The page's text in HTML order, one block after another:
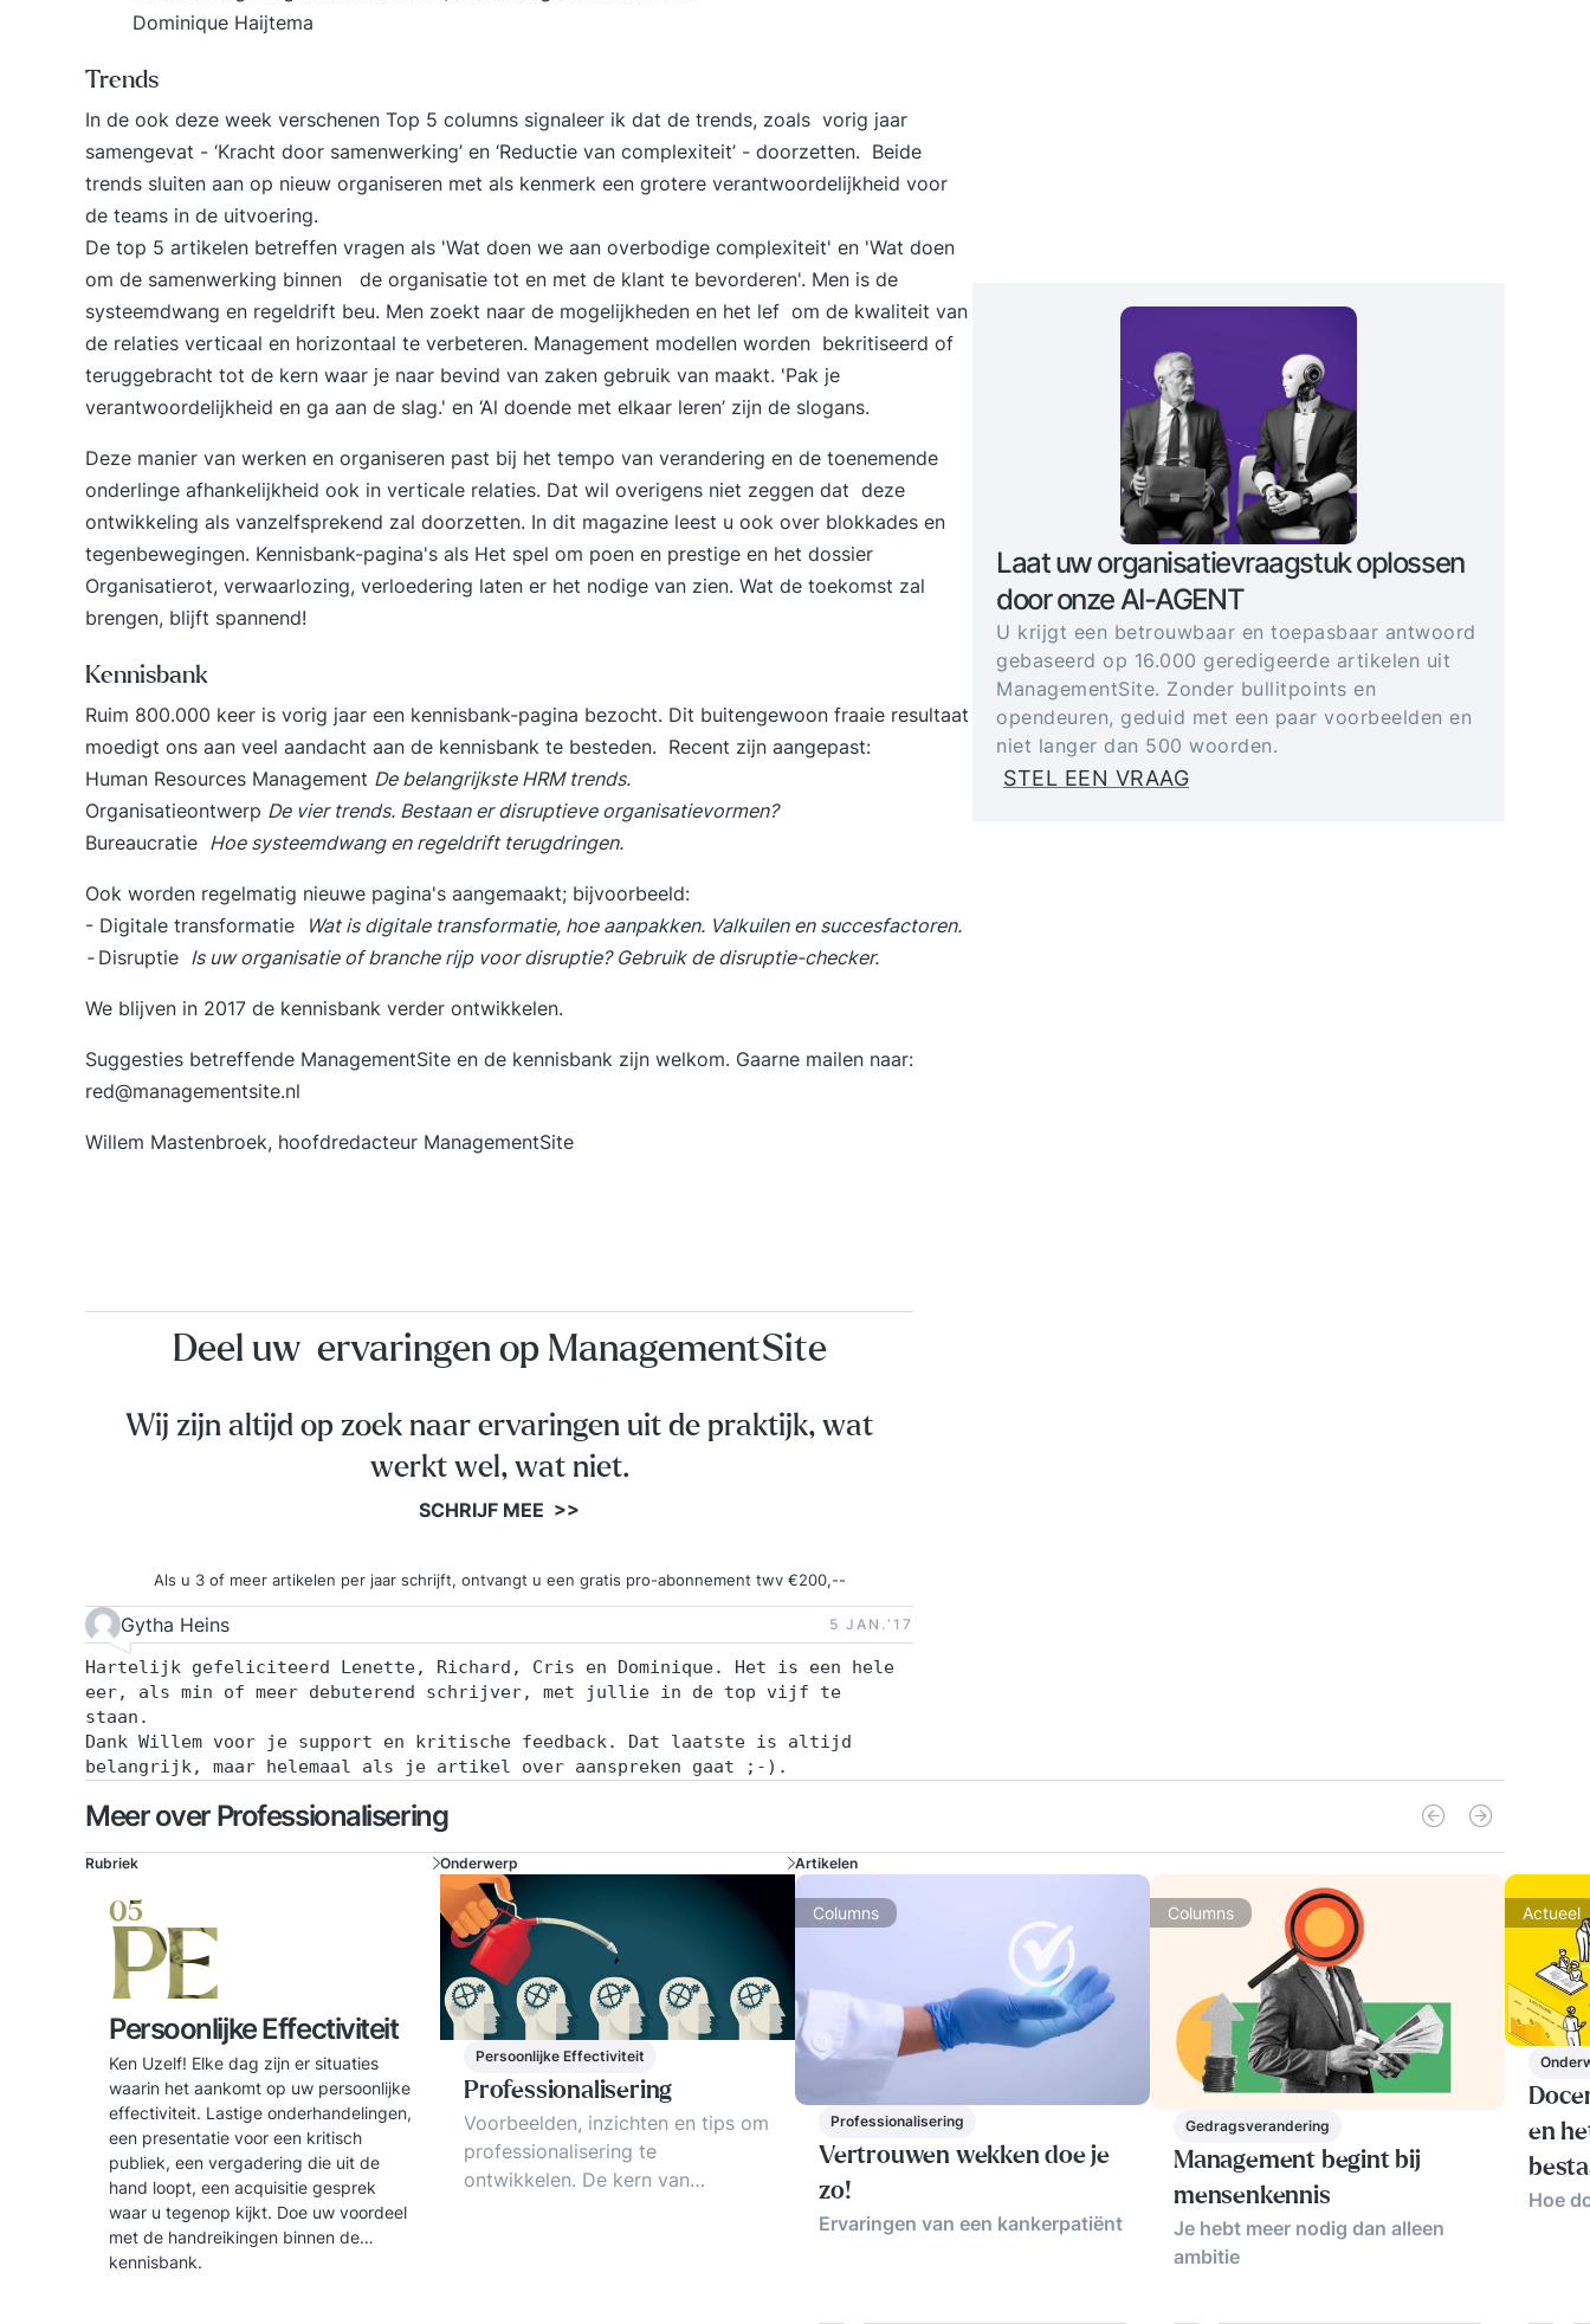
Dominique Haijtema
Trends
In de ook deze week verschenen Top 5 columns signaleer ik dat de trends, zoals vorig jaar
samengevat - ‘Kracht door samenwerking’ en ‘Reductie van complexiteit’ - doorzetten. Beide
trends sluiten aan op nieuw organiseren met als kenmerk een grotere verantwoordelijkheid voor
de teams in de uitvoering.
De top 5 artikelen betreffen vragen als 'Wat doen we aan overbodige complexiteit' en 'Wat doen
om de samenwerking binnen de organisatie tot en met de klant te bevorderen'. Men is de
systeemdwang en regeldrift beu. Men zoekt naar de mogelijkheden en het lef om de kwaliteit van
de relaties verticaal en horizontaal te verbeteren. Management modellen worden bekritiseerd of
teruggebracht tot de kern waar je naar bevind van zaken gebruik van maakt. 'Pak je
verantwoordelijkheid en ga aan de slag.' en ‘Al doende met elkaar leren’ zijn de slogans.
Deze manier van werken en organiseren past bij het tempo van verandering en de toenemende
onderlinge afhankelijkheid ook in verticale relaties. Dat wil overigens niet zeggen dat deze
ontwikkeling als vanzelfsprekend zal doorzetten. In dit magazine leest u ook over blokkades en
tegenbewegingen. Kennisbank-pagina's als Het spel om poen en prestige en het dossier
Organisatierot, verwaarlozing, verloedering laten er het nodige van zien. Wat de toekomst zal
brengen, blijft spannend!
Kennisbank
Ruim 800.000 keer is vorig jaar een kennisbank-pagina bezocht. Dit buitengewoon fraaie resultaat
moedigt ons aan veel aandacht aan de kennisbank te besteden. Recent zijn aangepast:
Human Resources Management De belangrijkste HRM trends.
Organisatieontwerp De vier trends. Bestaan er disruptieve organisatievormen?
Bureaucratie Hoe systeemdwang en regeldrift terugdringen.
Ook worden regelmatig nieuwe pagina's aangemaakt; bijvoorbeeld:
- Digitale transformatie
Wat is digitale transformatie, hoe aanpakken. Valkuilen en succesfactoren.
- Disruptie Is uw organisatie of branche rijp voor disruptie? Gebruik de disruptie-checker.
We blijven in 2017 de kennisbank verder ontwikkelen.
Suggesties betreffende ManagementSite en de kennisbank zijn welkom. Gaarne mailen naar:
red@managementsite.nl
Willem Mastenbroek, hoofdredacteur ManagementSite
Laat uw organisatievraagstuk oplossen
door onze AI-AGENT
U krijgt een betrouwbaar en toepasbaar antwoord
gebaseerd op 16.000 geredigeerde artikelen uit
ManagementSite. Zonder bullitpoints en
opendeuren, geduid met een paar voorbeelden en
niet langer dan 500 woorden.
STEL EEN VRAAG
Deel uw ervaringen op ManagementSite
Wij zijn altijd op zoek naar ervaringen uit de praktijk, wat
werkt wel, wat niet.
SCHRIJF MEE >>
Als u 3 of meer artikelen per jaar schrijft, ontvangt u een gratis pro-abonnement twv €200,--
Gytha Heins 5 JAN.‘17
Hartelijk gefeliciteerd Lenette, Richard, Cris en Dominique. Het is een hele
eer, als min of meer debuterend schrijver, met jullie in de top vijf te
staan.
Dank Willem voor je support en kritische feedback. Dat laatste is altijd
belangrijk, maar helemaal als je artikel over aanspreken gaat ;-).
Meer over Professionalisering
Rubriek
05
PE
Persoonlijke Effectiviteit
Ken Uzelf! Elke dag zijn er situaties
waarin het aankomt op uw persoonlijke
effectiviteit. Lastige onderhandelingen,
een presentatie voor een kritisch
publiek, een vergadering die uit de
hand loopt, een acquisitie gesprek
waar u tegenop kijkt. Doe uw voordeel
met de handreikingen binnen de
kennisbank.
Onderwerp
Persoonlijke Effectiviteit
Professionalisering
Voorbeelden, inzichten en tips om
professionalisering te
ontwikkelen. De kern van
Artikelen
Columns
Professionalisering
Vertrouwen wekken doe je
zo!
Ervaringen van een kankerpatiënt
Columns
Gedragsverandering
Management begint bij
mensenkennis
Je hebt meer nodig dan alleen
ambitie
Actueel
en
Hoe